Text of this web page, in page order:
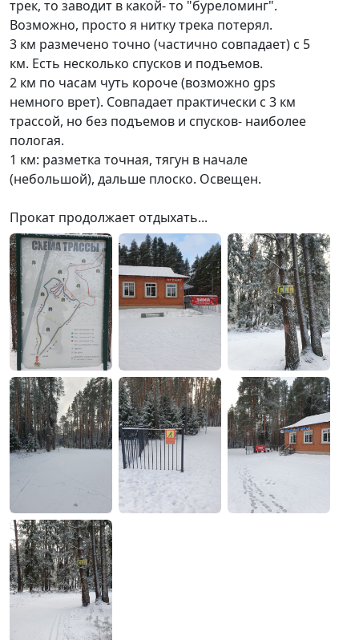
трек, то заводит в какой- то "буреломинг".
Возможно, просто я нитку трека потерял.
3 км размечено точно (частично совпадает) с 5
км. Есть несколько спусков и подъемов.
2 км по часам чуть короче (возможно gps
немного врет). Совпадает практически с 3 км
трассой, но без подъемов и спусков- наиболее
пологая.
1 км: разметка точная, тягун в начале
(небольшой), дальше плоско. Освещен.
Прокат продолжает отдыхать...